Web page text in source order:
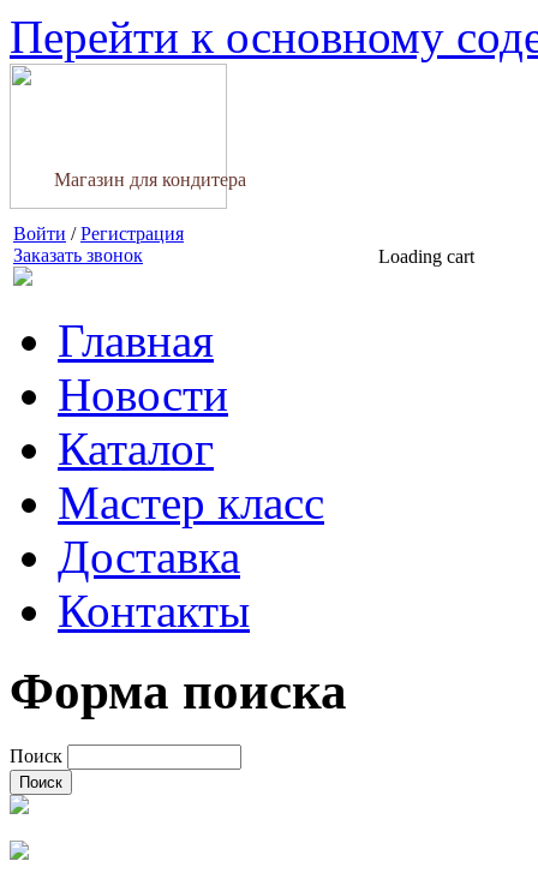
Перейти к основному
Магазин для кондитера
Войти /Регистрация
Заказать звонок
Loading cart
Главная
Новости
Каталог
Мастер класс
Доставка
Контакты
Форма поиска
Поиск